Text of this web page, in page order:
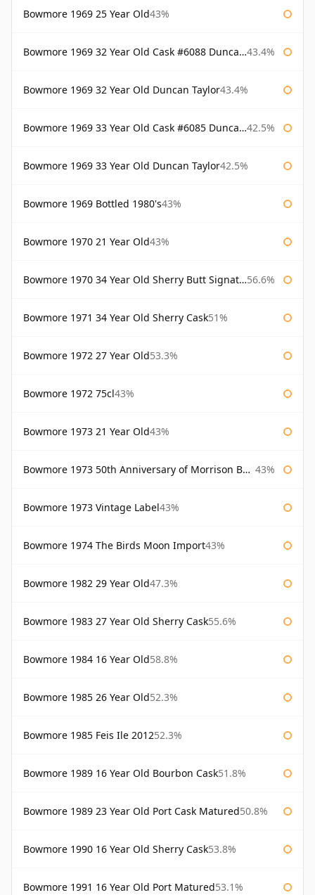
Bowmore 1969 25 Year Old43%
Bowmore 1969 32 Year Old Cask #6088 Duncan Taylor 43.4%
Bowmore 1969 32 Year Old Duncan Taylor43.4%
Bowmore 1969 33 Year Old Cask #6085 Duncan Taylor 42.5%
Bowmore 1969 33 Year Old Duncan Taylor42.5%
Bowmore 1969 Bottled 1980's43%
Bowmore 1970 21 Year Old43%
Bowmore 1970 34 Year Old Sherry Butt Signatory 56.6%
Bowmore 1971 34 Year Old Sherry Cask51%
Bowmore 1972 27 Year Old53.3%
Bowmore 1972 75cl43%
Bowmore 1973 21 Year Old43%
Bowmore 1973 50th Anniversary of Morrison Bowmore 43%
Bowmore 1973 Vintage Label43%
Bowmore 1974 The Birds Moon Import43%
Bowmore 1982 29 Year Old47.3%
Bowmore 1983 27 Year Old Sherry Cask55.6%
Bowmore 1984 16 Year Old58.8%
Bowmore 1985 26 Year Old52.3%
Bowmore 1985 Feis Ile 201252.3%
Bowmore 1989 16 Year Old Bourbon Cask51.8%
Bowmore 1989 23 Year Old Port Cask Matured50.8%
Bowmore 1990 16 Year Old Sherry Cask53.8%
Bowmore 1991 16 Year Old Port Matured53.1%